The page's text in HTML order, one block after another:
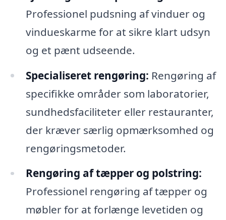
Professionel pudsning af vinduer og
vindueskarme for at sikre klart udsyn
og et pænt udseende.
Specialiseret rengøring: Rengøring af
specifikke områder som laboratorier,
sundhedsfaciliteter eller restauranter,
der kræver særlig opmærksomhed og
rengøringsmetoder.
Rengøring af tæpper og polstring:
Professionel rengøring af tæpper og
møbler for at forlænge levetiden og